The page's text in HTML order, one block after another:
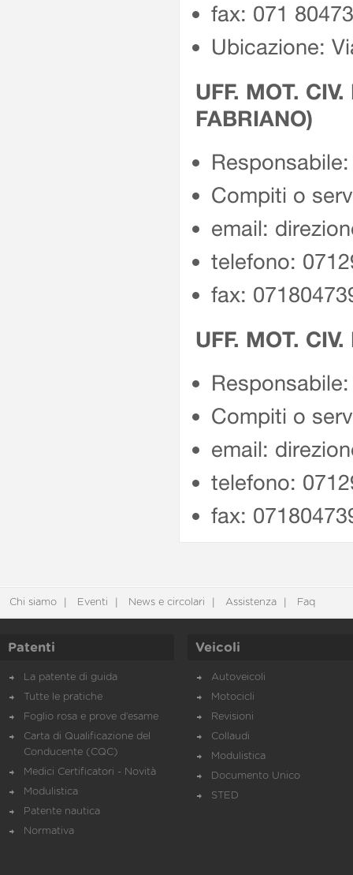
fax: 071
Ubicazione:
UFF. MOT.
FABRIANO)
Compiti o
email:
telefono:
fax:
UFF. MOT.
Compiti o
email:
telefono:
fax:
Chi siamo Eventi News e circolari Assistenza Faq
Patenti
La patente di guida
Tutte le pratiche
Foglio rosa e prove d’esame
Carta di Qualificazione del
Conducente (CQC)
Medici Certificatori - Novità
Modulistica
Patente nautica
Normativa
Veicoli
Autoveicoli
Motocicli
Revisioni
Collaudi
Modulistica
Documento Unico
STED